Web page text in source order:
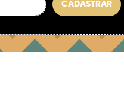
CADASTRAR